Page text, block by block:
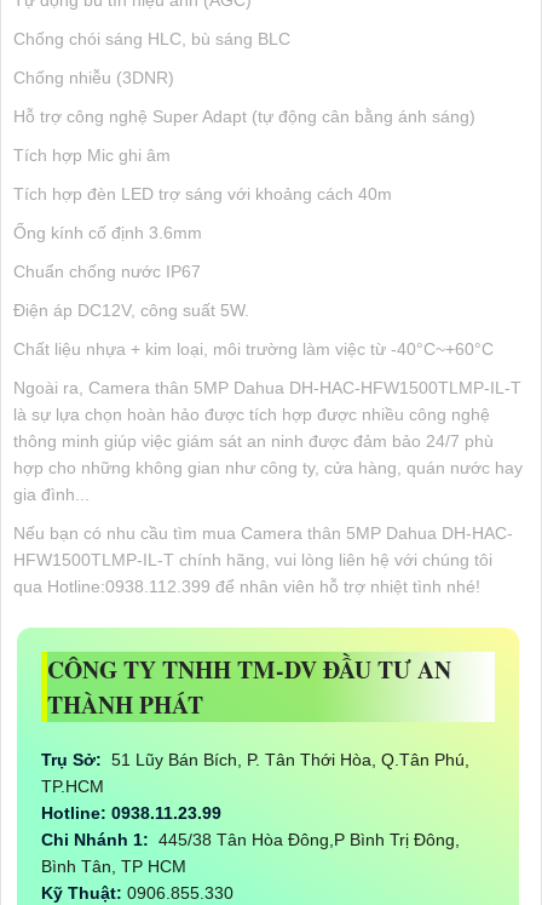
Chống chói sáng HLC, bù sáng BLC
Chống nhiễu (3DNR)
Hỗ trợ công nghệ Super Adapt (tự động cân bằng ánh sáng)
Tích hợp Mic ghi âm
Tích hợp đèn LED trợ sáng với khoảng cách 40m
Ống kính cố định 3.6mm
Chuẩn chống nước IP67
Điện áp DC12V, công suất 5W.
Chất liệu nhựa + kim loại, môi trường làm việc từ -40°C~+60°C
Ngoài ra, Camera thân 5MP Dahua DH-HAC-HFW1500TLMP-IL-T
là sự lựa chọn hoàn hảo được tích hợp được nhiều công nghệ
thông minh giúp việc giám sát an ninh được đảm bảo 24/7 phù
hợp cho những không gian như công ty, cửa hàng, quán nước hay
gia đình...
Nếu bạn có nhu cầu tìm mua Camera thân 5MP Dahua DH-HAC-
HFW1500TLMP-IL-T chính hãng, vui lòng liên hệ với chúng tôi
qua Hotline:0938.112.399 để nhân viên hỗ trợ nhiệt tình nhé!
CÔNG TY TNHH TM-DV ĐẦU TƯ AN
THÀNH PHÁT
Trụ Sở: 51 Lũy Bán Bích, P. Tân Thới Hòa, Q.Tân Phú,
TP.HCM
Hotline: 0938.11.23.99
Chi Nhánh 1: 445/38 Tân Hòa Đông,P Bình Trị Đông,
Bình Tân, TP HCM
Kỹ Thuật: 0906.855.330